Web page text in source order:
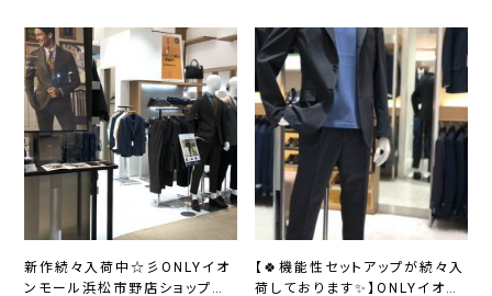
新作続々入荷中☆彡ONLYイオ
ンモール浜松市野店ショップツ
【🍀機能性セットアップが続々入
荷しております✨】ONLYイオン